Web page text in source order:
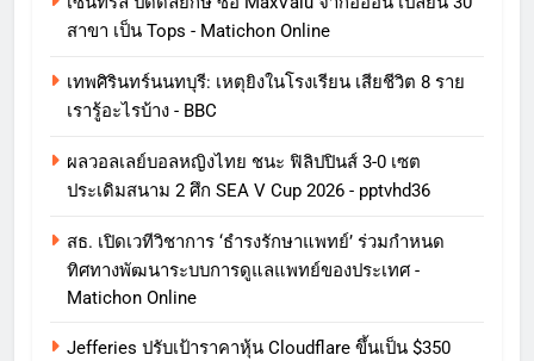
สาขา เป็น Tops - Matichon Online
เทพศิรินทร์นนทบุรี: เหตุยิงในโรงเรียน เสียชีวิต 8 ราย
เรารู้อะไรบ้าง - BBC
ผลวอลเลย์บอลหญิงไทย ชนะ ฟิลิปปินส์ 3-0 เซต
ประเดิมสนาม 2 ศึก SEA V Cup 2026 - pptvhd36
สธ. เปิดเวทีวิชาการ ‘ธำรงรักษาแพทย์’ ร่วมกำหนด
ทิศทางพัฒนาระบบการดูแลแพทย์ของประเทศ -
Matichon Online
Jefferies ปรับเป้าราคาหุ้น Cloudflare ขึ้นเป็น $350